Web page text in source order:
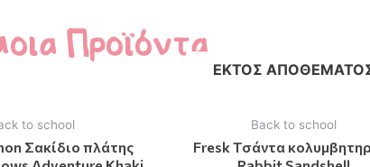
Προϊόντα
to school
Σακίδιο πλάτης
ΕΚΤΌΣ
Back to school
Fresk Τσάντα